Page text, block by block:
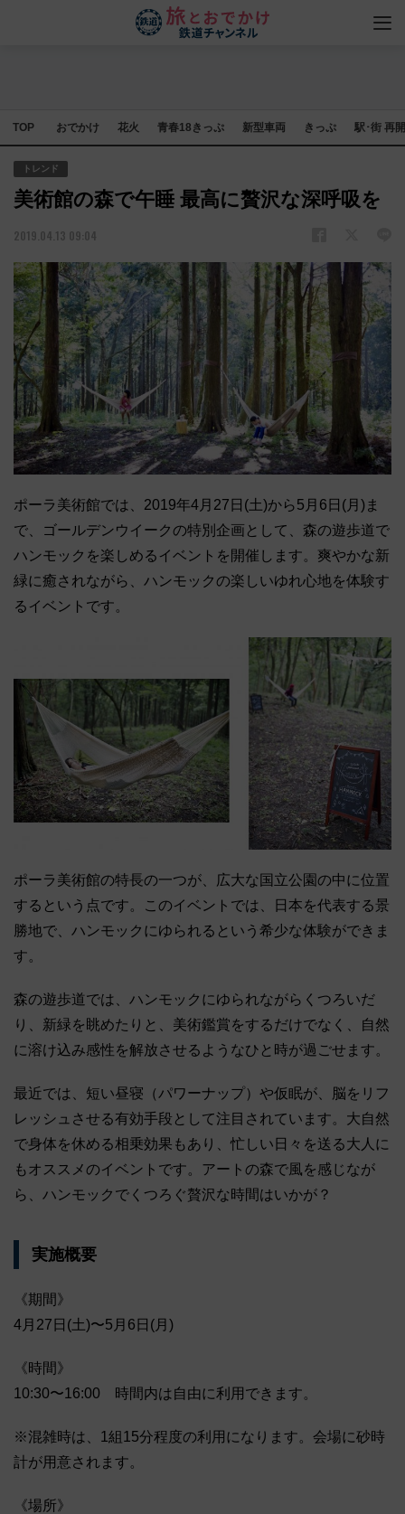
TOP おでかけ 花火 青春18きっぷ 新型車両 きっぷ 駅･街 再
トレンド
美術館の森で午睡 最高に贅沢な深呼吸を
2019.04.13 09:04
ポーラ美術館では、2019年4月27日(土)から5月6日(月)ま
で、ゴールデンウイークの特別企画として、森の遊歩道で
ハンモックを楽しめるイベントを開催します。爽やかな新
緑に癒されながら、ハンモックの楽しいゆれ心地を体験す
るイベントです。
ポーラ美術館の特長の一つが、広大な国立公園の中に位置
するという点です。このイベントでは、日本を代表する景
勝地で、ハンモックにゆられるという希少な体験ができま
す。
森の遊歩道では、ハンモックにゆられながらくつろいだ
り、新緑を眺めたりと、美術鑑賞をするだけでなく、自然
に溶け込み感性を解放させるようなひと時が過ごせます。
最近では、短い昼寝（パワーナップ）や仮眠が、脳をリフ
レッシュさせる有効手段として注目されています。大自然
で身体を休める相乗効果もあり、忙しい日々を送る大人に
もオススメのイベントです。アートの森で風を感じなが
ら、ハンモックでくつろぐ贅沢な時間はいかが？
実施概要
《期間》
4月27日(土)〜5月6日(月)
《時間》
10:30〜16:00 時間内は自由に利用できます。
※混雑時は、1組15分程度の利用になります。会場に砂時
計が用意されます。
《場所》